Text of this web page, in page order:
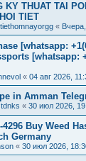
KY THUAT TAI
TIET
«
[whatsapp:
[whatsapp:
« 04 авг 2026,
in Amman
« 30 июл 2026,
4296 Buy Weed
Germany
« 30 июл 2026,